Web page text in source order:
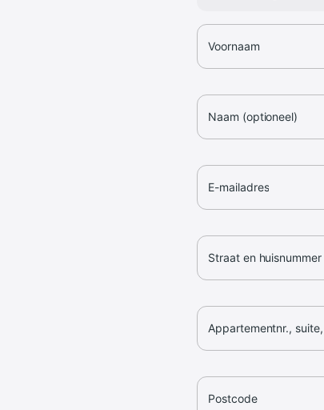
Voornaam
Naam (optioneel)
E-mailadres
Straat en huisnummer
Appartementnr.,
Postcode